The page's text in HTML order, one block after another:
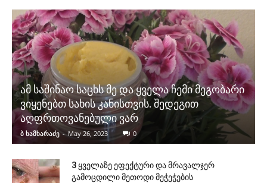
ამ საშინაო საცხს მე და ყველა ჩემი მეგობარი
ვიყენებთ სახის კანისთვის. შედეგით
აღფრთოვანებული ვარ
ბ სამხარაძე - May 26, 2023 0
3 ყველაზე ეფექტური და მრავალჯერ
გამოცდილი მეთოდი მეჭეჭების